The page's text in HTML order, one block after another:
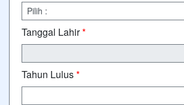
Tanggal Lahir*
Tahun Lulus*